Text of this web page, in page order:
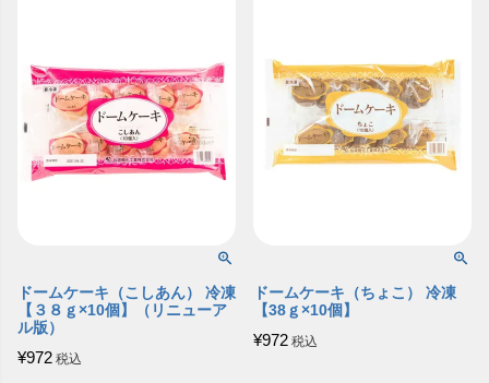
ドームケーキ（こしあん） 冷凍
【３８ｇ×10個】（リニューア
ル版）
¥972 税込
ドームケーキ（ちょこ） 冷凍
【38ｇ×10個】
¥972 税込